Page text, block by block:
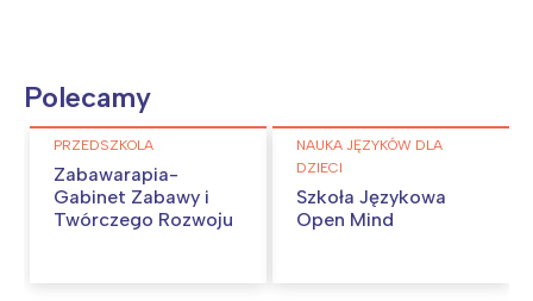
Polecamy
PRZEDSZKOLA
Zabawarapia-
Gabinet Zabawy i
Twórczego Rozwoju
NAUKA JĘZYKÓW DLA
DZIECI
Szkoła Językowa
Open Mind